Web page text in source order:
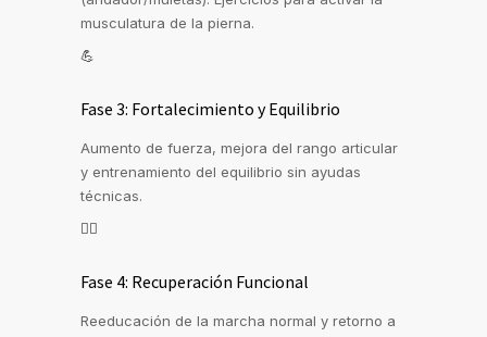
musculatura de la pierna.
💪
Fase 3: Fortalecimiento y Equilibrio
Aumento de fuerza, mejora del rango articular
y entrenamiento del equilibrio sin ayudas
técnicas.
🏃‍♂️
Fase 4: Recuperación Funcional
Reeducación de la marcha normal y retorno a